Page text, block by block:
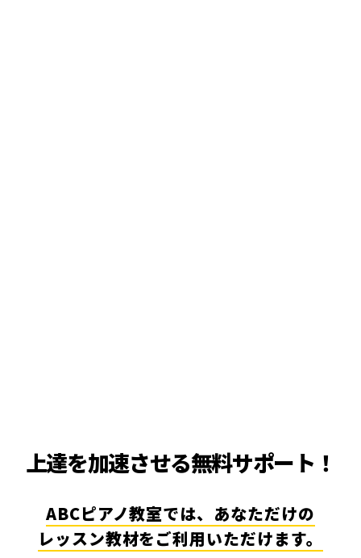
上達を加速させる無料サポート！
ABCピアノ教室では、あなただけの
レッスン教材をご利用いただけます。